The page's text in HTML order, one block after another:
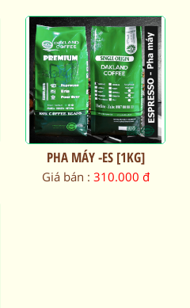
PHA MÁY -ES [1KG]
Giá bán : 310.000 đ